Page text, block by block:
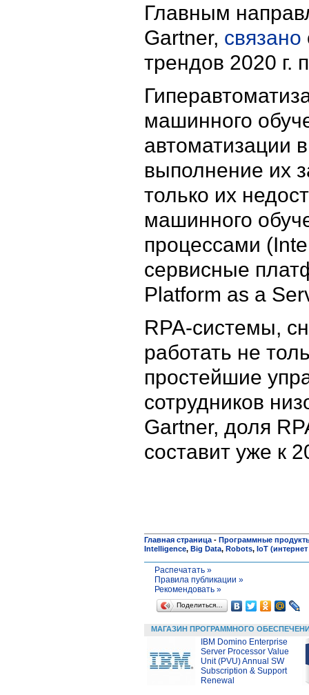
Главным
Gartner, связано
трендов 2020 г.
машинного
автоматизации
выполнение их
только их
машинного
процессами
сервисные
Platform as a
RPA-системы,
работать не
простейшие
сотрудников
Gartner, доля
составит уже к
Главная страница - Программные
Intelligence, Big Data, Robots, IoT
Распечатать »
Правила публикации »
Рекомендовать »
Поделиться…
МАГАЗИН ПРОГРАММНОГО
IBM Domino Enterprise
Server Processor Value
Unit (PVU) Annual SW
Subscription & Support
Renewal